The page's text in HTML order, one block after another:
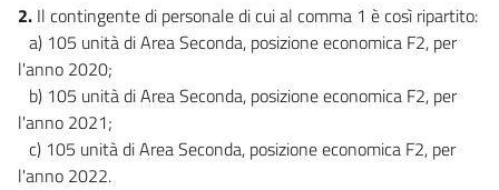
25 bis
26
26 bis
26 ter
Capo II
2. Il contingente di personale di cui al comma 1 è così ripartito:
a) 105 unità di Area Seconda, posizione economica F2, per
l'anno 2020;
b) 105 unità di Area Seconda, posizione economica F2, per
l'anno 2021;
c) 105 unità di Area Seconda, posizione economica F2, per
l'anno 2022.